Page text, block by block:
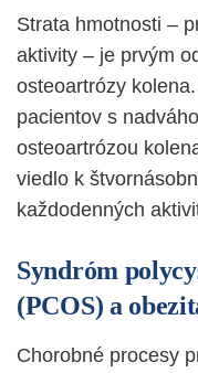
Strata hmotnosti –
aktivity – je prvým
osteoartrózy
pacientov s
osteoartrózou
viedlo k
každodenných
Syndróm
(PCOS) a
Chorobné procesy